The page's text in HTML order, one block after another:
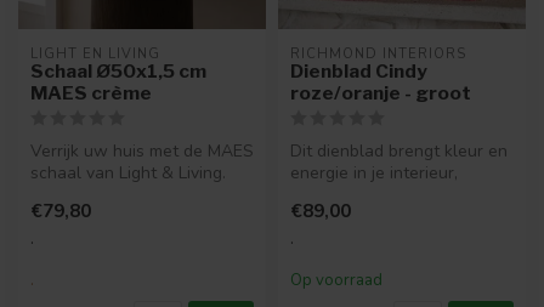
LIGHT EN LIVING
Schaal Ø50x1,5 cm
MAES crème
Verrijk uw huis met de MAES
schaal van Light & Living.
€79,80
.
.
RICHMOND INTERIORS
Dienblad Cindy
roze/oranje - groot
Dit dienblad brengt kleur en
energie in je interieur,
schreeuweri...
€89,00
.
Op voorraad